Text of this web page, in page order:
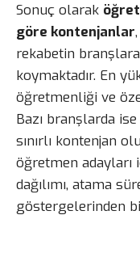
Sonuç olarak
göre kontenjanlar
rekabetin
koymaktadır. En
öğretmenliği ve
Bazı branşlarda
sınırlı kontenjan
öğretmen adayları
dağılımı, atama
göstergelerinden